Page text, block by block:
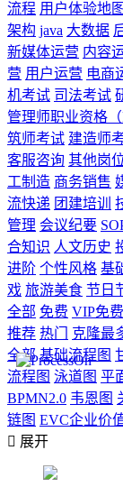
流程 用户体验地图
架构 java 大数据
新媒体运营 内容
营 用户运营 电商
机考试 司法考试
管理师职业资格（
筑师考试 建造师
客服咨询 其他岗
工制造 商务销售
流快递 团建培训
管理 会议纪要
合知识 人文历史
进阶 个性风格 基
戏 旅游美食 节日
全部 免费 VIP免费
推荐 热门 克隆最
全部 基础流程图
流程图 泳道图 平
BPMN2.0 韦恩图
链图 EVC企业价
 展开